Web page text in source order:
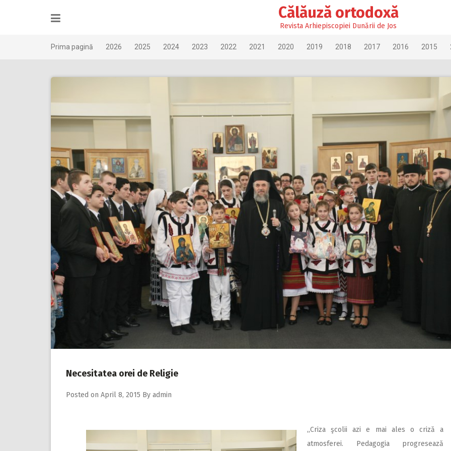
Călăuză ortodoxă
Revista Arhiepiscopiei Dunării de Jos
Prima pagină 2026 2025 2024 2023 2022 2021 2020 2019 2018 2017 2016 2015
Necesitatea orei de Religie
Posted on April 8, 2015 By admin
,,Criza şcolii azi e mai ales o criză a
atmosferei. Pedagogia progresează